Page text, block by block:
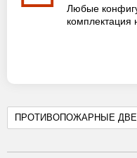
ПРОТИВОПОЖАРНЫЕ
Любые
комплектация